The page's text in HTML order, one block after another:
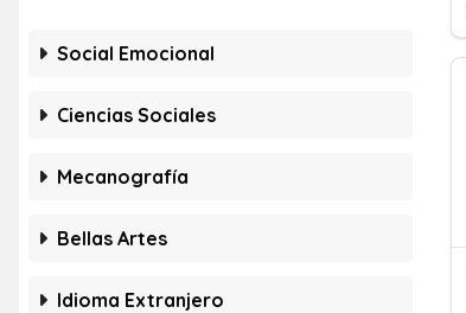
Social Emocional
Ciencias Sociales
Mecanografía
Bellas Artes
Idioma Extranjero